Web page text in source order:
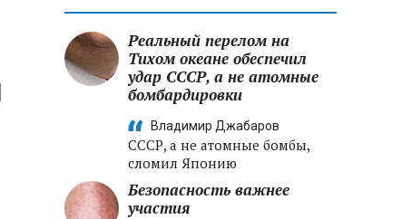
Реальный перелом на
Тихом океане обеспечил
удар СССР, а не атомные
бомбардировки
Владимир Джабаров
СССР, а не атомные бомбы,
сломил Японию
Безопасность важнее
участия